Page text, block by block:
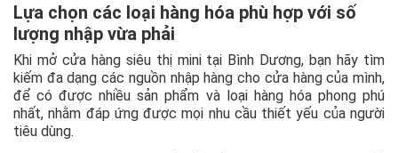
Lựa chọn các loại hàng hóa phù hợp với số
lượng nhập vừa phải
Khi mở cửa hàng siêu thị mini tại Bình Dương, bạn hãy tìm
kiếm đa dạng các nguồn nhập hàng cho cửa hàng của mình,
để có được nhiều sản phẩm và loại hàng hóa phong phú
nhất, nhằm đáp ứng được mọi nhu cầu thiết yếu của người
tiêu dùng.